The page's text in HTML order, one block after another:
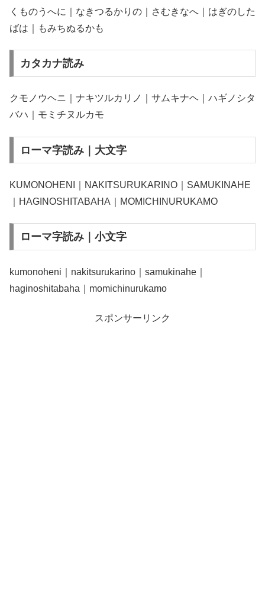
くものうへに｜なきつるかりの｜さむきなへ｜はぎのした
ばは｜もみちぬるかも
カタカナ読み
クモノウヘニ｜ナキツルカリノ｜サムキナヘ｜ハギノシタ
バハ｜モミチヌルカモ
ローマ字読み｜大文字
KUMONOHENI｜NAKITSURUKARINO｜SAMUKINAHE
｜HAGINOSHITABAHA｜MOMICHINURUKAMO
ローマ字読み｜小文字
kumonoheni｜nakitsurukarino｜samukinahe｜
haginoshitabaha｜momichinurukamo
スポンサーリンク